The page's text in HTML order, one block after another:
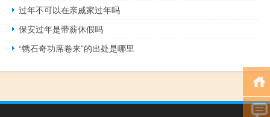
过年不可以在亲戚家过年吗
保安过年是带薪休假吗
“镌石奇功席卷来”的出处是哪里